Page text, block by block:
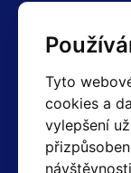
Tyto
cookies a
vylepšení
+420 603 357
Fakturační a
+420 605 259 759
Technické